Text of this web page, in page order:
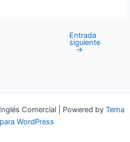
Entrada
siguiente
→
Comercial | Powered by Tema
WordPress